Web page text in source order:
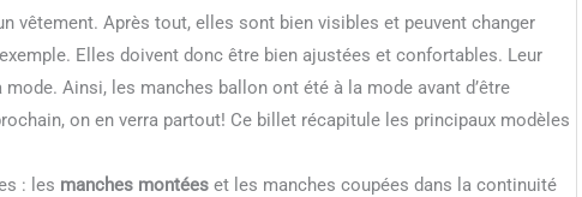
vêtement. Après tout, elles sont bien visibles et peuvent changer
exemple. Elles doivent donc être bien ajustées et confortables. Leur
Ainsi, les manches ballon ont été à la mode avant d’être
on en verra partout! Ce billet récapitule les principaux modèles
: les manches montées et les manches coupées dans la continuité